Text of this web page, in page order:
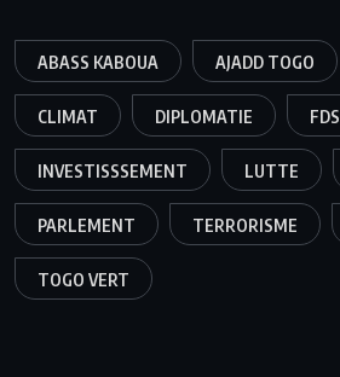
ABASS KABOUA AJADD TOGO
CLIMAT DIPLOMATIE FDS
INVESTISSSEMENT LUTTE
PARLEMENT TERRORISME
TOGO VERT